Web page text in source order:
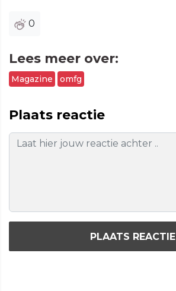
0
Lees meer over:
Magazine omfg
Plaats reactie
PLAATS REACTIE